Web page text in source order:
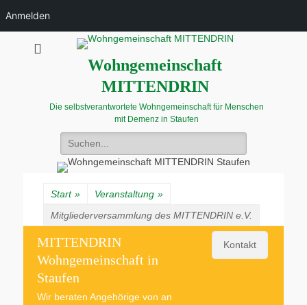
Anmelden
Wohngemeinschaft
MITTENDRIN
Die selbstverantwortete Wohngemeinschaft für Menschen
mit Demenz in Staufen
Suchen
nach:
Start » Veranstaltung »
Mitgliederversammlung des MITTENDRIN e.V.
MITTENDRIN
Wohngemeinschaft in
Staufen
Wir beraten Angehörige von an
Kontakt